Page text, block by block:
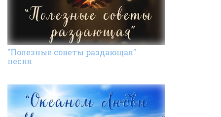
"Полезные советы раздающая"
песня